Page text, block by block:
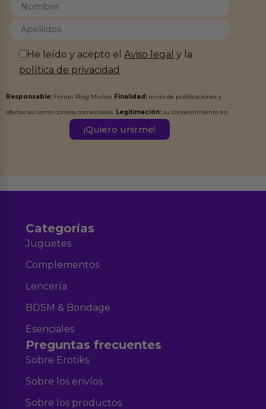
He leído y acepto elAviso legal y la
política de privacidad
Responsable: Ferran Roig Muñoz Finalidad: envío de publicaciones y
ofertas así como correos comerciales. Legitimación: su consentimiento en
Destinatarios:Ferran Roig Muñoz. Podrás ejercer tus
Categorías
Juguetes
Complementos
Lencería
BDSM & Bondage
Esenciales
Preguntas frecuentes
Sobre Erotiks
Sobre los envíos
Sobre los productos